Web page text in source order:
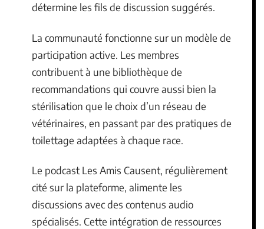
détermine les fils de discussion suggérés.
La communauté fonctionne sur un modèle de
participation active. Les membres
contribuent à une bibliothèque de
recommandations qui couvre aussi bien la
stérilisation que le choix d’un réseau de
vétérinaires, en passant par des pratiques de
toilettage adaptées à chaque race.
Le podcast Les Amis Causent, régulièrement
cité sur la plateforme, alimente les
discussions avec des contenus audio
spécialisés. Cette intégration de ressources